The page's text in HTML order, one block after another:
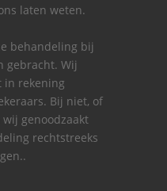
laten weten.
behandeling bij
gebracht. Wij
in rekening
Bij niet, of
genoodzaakt
rechtstreeks